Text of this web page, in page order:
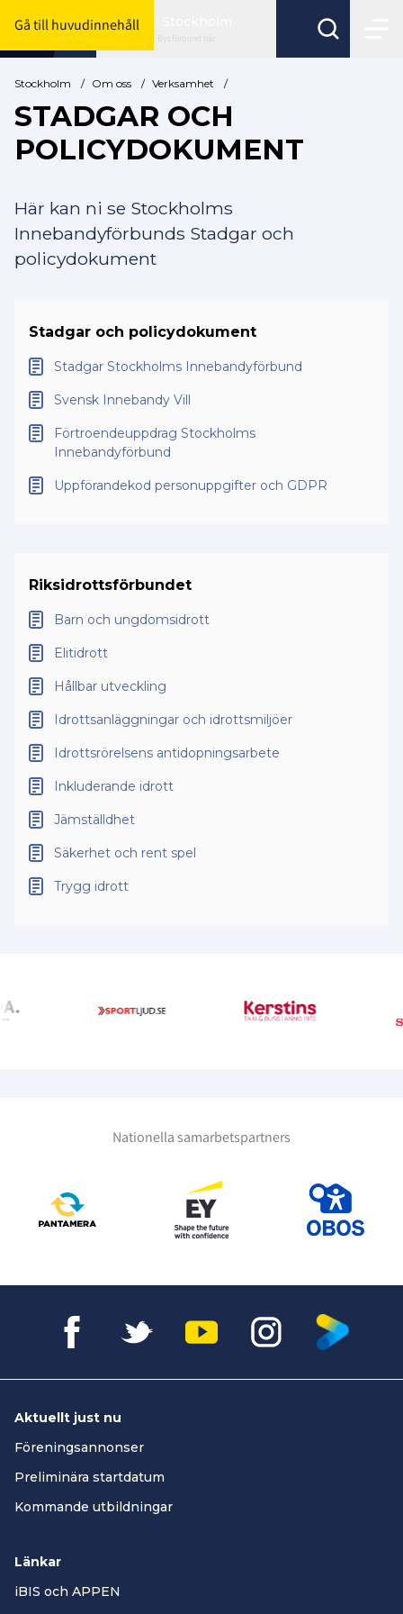
Gå till huvudinnehåll
Byt förbund här
Stockholm / Om oss / Verksamhet /
STADGAR OCH
POLICYDOKUMENT
Här kan ni se Stockholms
Innebandyförbunds Stadgar och
policydokument
Stadgar och policydokument
Stadgar Stockholms Innebandyförbund
Svensk Innebandy Vill
Förtroendeuppdrag Stockholms
Innebandyförbund
Uppförandekod personuppgifter och GDPR
Riksidrottsförbundet
Barn och ungdomsidrott
Elitidrott
Hållbar utveckling
Idrottsanläggningar och idrottsmiljöer
Idrottsrörelsens antidopningsarbete
Inkluderande idrott
Jämställdhet
Säkerhet och rent spel
Trygg idrott
Nationella samarbetspartners
Aktuellt just nu
Föreningsannonser
Preliminära startdatum
Kommande utbildningar
Länkar
iBIS och APPEN